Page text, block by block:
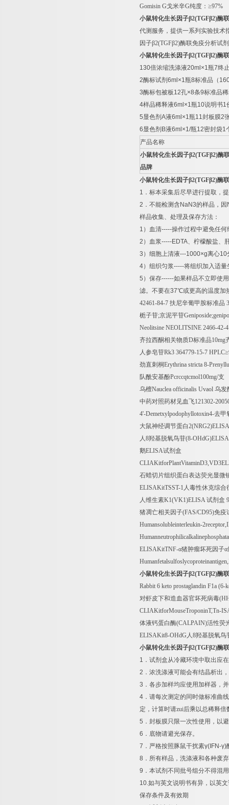
Gomisin G戈米辛G纯度：≥97%
小鼠转化生长因子β2(TGFβ2)酶
代测服务，提供一系列实验技术
因子β2(TGFβ2)酶联免疫分析试
小鼠转化生长因子β2(TGFβ2)酶
130倍浓缩洗涤液20ml×1瓶7终
2酶标试剂 6ml×1瓶8标准品（
3酶标包被板12孔×8条9标准品
4样品稀释液6ml×1瓶10说明书1
5显色剂 A液6ml×1瓶11封板膜2
6显色剂 B液6ml×1/瓶12密封袋1
产品名称
小鼠转化生长因子β2(TGFβ2)酶
品牌
小鼠转化生长因子β2(TGFβ2)酶
1 ．标本采集后尽早进行提取，
2 ．不能检测含 NaN3的样品，因
样品收集、处理及保存方法：
1 ）血清-----操作过程中避免任
2 ）血浆-----EDTA、柠檬酸盐、
3 ）细胞上清液---1000×g离心10
4）组织匀浆-----将组织加入适量
5 ）保存------如果样品不立即使
滤。不要在37℃或更高的温度加
42461-84-7 扶尼辛葡甲胺标准品
栀子苷;京泥平苷
Neolitsine NEOLITSINE 2466-42-4
齐拉西酮相关物质D标准品10mg
人参皂苷Rk3 364779-15-7 HPLC≥
劲直刺桐Erythrina stricta 8-
队酰安基酚Pcrccqtcmol100mg/支
乌檀Nauclea officinalis Uvaol 乌发
中药对照药材见血飞121302-
4'-Demetxylpodophyllotoxin4-去甲
大鼠神经调节蛋白2(NRG2)ELISA
人8羟基脱氧鸟苷(8-OHdG)ELISA
鹅ELISA试剂盒
石蜡切片组织蛋白表达荧光显微
ELISAKitTSST-1 人毒性休克综合
人维生素K1(VK1)ELISA试剂盒
猪凋亡相关因子(FAS/CD95)免疫
Humansolubleinterleukin-
ELISAKitTNF-α猪肿瘤坏死因子
小鼠转化生长因子β2(TGFβ2)酶
Rabbit 6 keto prostaglandin F1a
对虾皮下和造血器官坏死病毒
CLIAKitforMouseTroponinT,Tn-
体液钙蛋白酶(CALPAIN)活性荧
ELISAKit8-OHdG 人8羟基脱氧鸟
小鼠转化生长因子β2(TGFβ2)酶
1 ．试剂盒从冷藏环境中取出应
2 ．浓洗涤液可能会有结晶析出
3 ．各步加样均应使用加样器，
4 ．请每次测定的同时做标准曲
定，计算时请zui后乘以总稀释倍
5 ．封板膜只限一次性使用，以
6 ．底物请避光保存。
7 ．严格按照豚鼠干扰素γ(IFN-γ)
8 ．所有样品，洗涤液和各种废
9 ．本试剂不同批号组分不得混
10.如与英文说明书有异，以英
保存条件及有效期